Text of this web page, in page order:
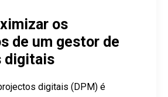
os
de um gestor de
digitais
digitais (DPM) é